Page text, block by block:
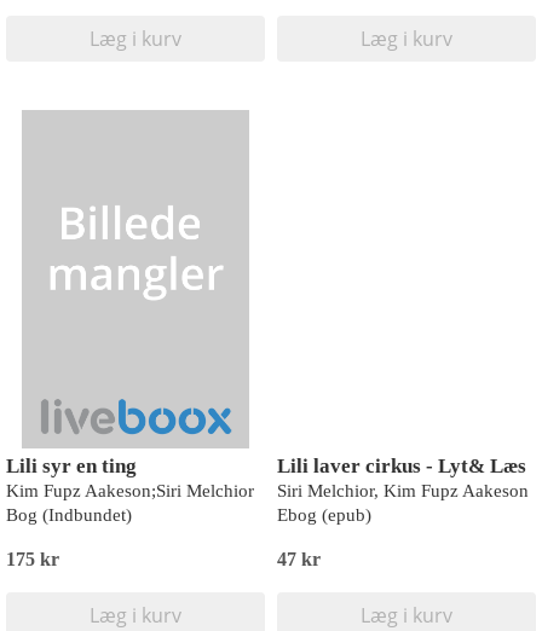
Læg i kurv Læg i kurv
Lili syr en ting
Kim Fupz Aakeson;Siri Melchior
Bog (Indbundet)
175 kr
Læg i kurv
Lili laver cirkus - Lyt& Læs
Siri Melchior, Kim Fupz Aakeson
Ebog (epub)
47 kr
Læg i kurv